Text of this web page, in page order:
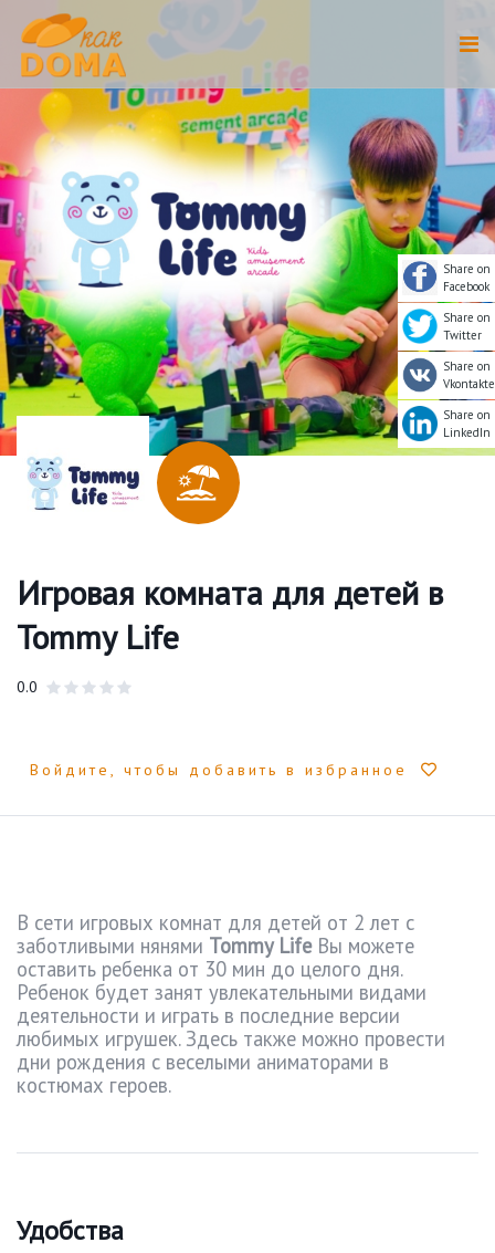
Игровая комната для детей в
Tommy Life
0.0
Войдите, чтобы добавить в избранное
В сети игровых комнат для детей от 2 лет с
заботливыми нянями Tommy Life Вы можете
оставить ребенка от 30 мин до целого дня.
Ребенок будет занят увлекательными видами
деятельности и играть в последние версии
любимых игрушек. Здесь также можно провести
дни рождения с веселыми аниматорами в
костюмах героев.
Удобства
Share on
Facebook
Share on
Twitter
Share on
Vkontakte
Share on
LinkedIn